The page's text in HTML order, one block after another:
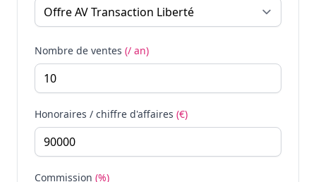
Nombre de ventes (/ an)
Honoraires / chiffre d'affaires (€)
Commission (%)